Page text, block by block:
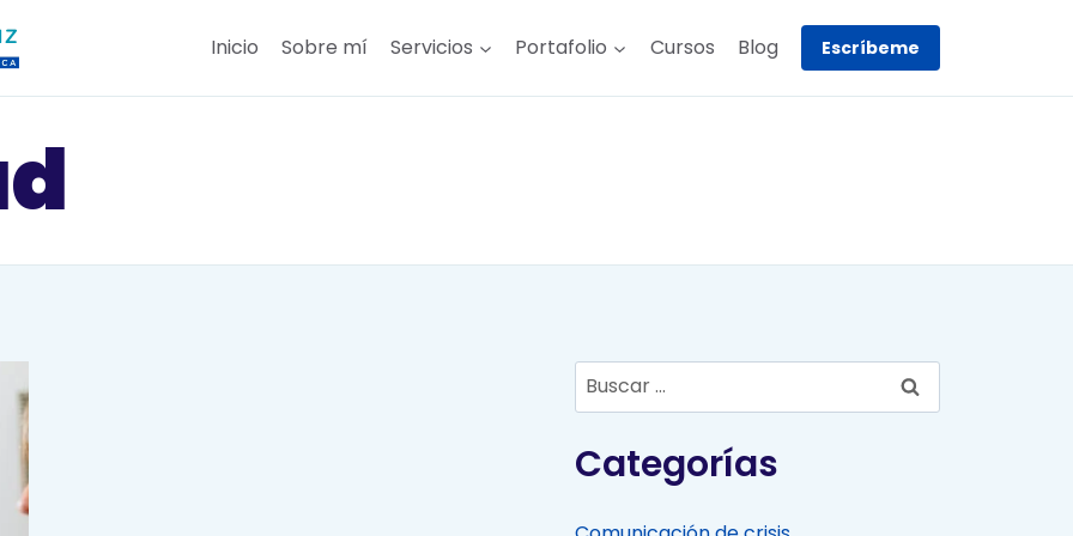
Inicio Sobre mí Servicios Portafolio Cursos Blog Escríbeme
Buscar:
Categorías